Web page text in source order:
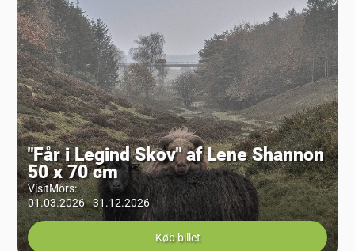
"Får i Legind Skov" af Lene Shannon
50 x 70 cm
VisitMors:
01.03.2026 - 31.12.2026
Køb billet